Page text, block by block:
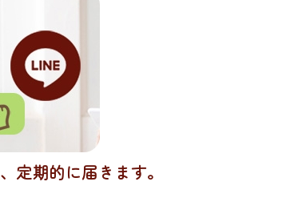
定期的に届きます。